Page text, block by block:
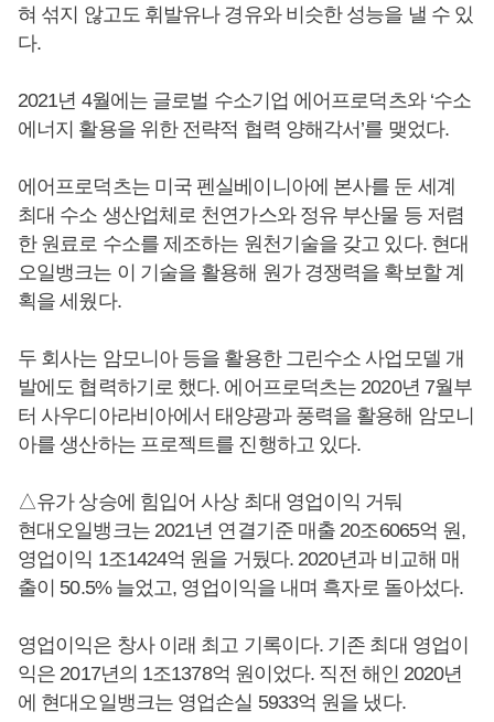
혀 섞지 않고도 휘발유나 경유와 비슷한 성능을 낼 수 있
다.
2021년 4월에는 글로벌 수소기업 에어프로덕츠와 ‘수소
에너지 활용을 위한 전략적 협력 양해각서’를 맺었다.
에어프로덕츠는 미국 펜실베이니아에 본사를 둔 세계
최대 수소 생산업체로 천연가스와 정유 부산물 등 저렴
한 원료로 수소를 제조하는 원천기술을 갖고 있다. 현대
오일뱅크는 이 기술을 활용해 원가 경쟁력을 확보할 계
획을 세웠다.
두 회사는 암모니아 등을 활용한 그린수소 사업모델 개
발에도 협력하기로 했다. 에어프로덕츠는 2020년 7월부
터 사우디아라비아에서 태양광과 풍력을 활용해 암모니
아를 생산하는 프로젝트를 진행하고 있다.
△유가 상승에 힘입어 사상 최대 영업이익 거둬
현대오일뱅크는 2021년 연결기준 매출 20조6065억 원,
영업이익 1조1424억 원을 거뒀다. 2020년과 비교해 매
출이 50.5% 늘었고, 영업이익을 내며 흑자로 돌아섰다.
영업이익은 창사 이래 최고 기록이다. 기존 최대 영업이
익은 2017년의 1조1378억 원이었다. 직전 해인 2020년
에 현대오일뱅크는 영업손실 5933억 원을 냈다.